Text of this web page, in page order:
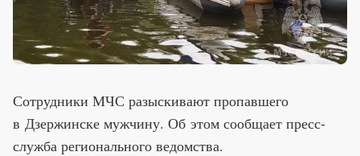
Сотрудники МЧС разыскивают пропавшего
в Дзержинске мужчину. Об этом сообщает пресс-
служба регионального ведомства.